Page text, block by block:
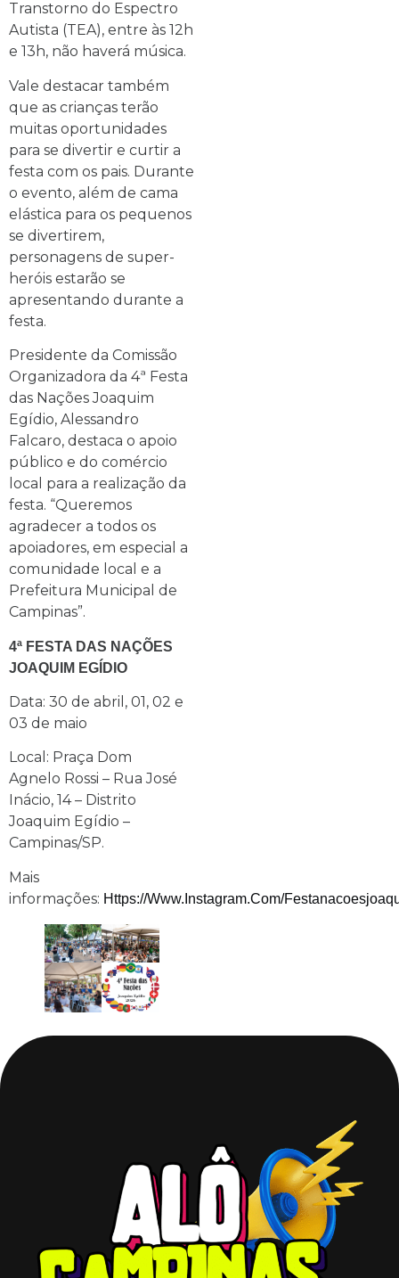
Transtorno do Espectro
Autista (TEA), entre às 12h
e 13h, não haverá música.
Vale destacar também
que as crianças terão
muitas oportunidades
para se divertir e curtir a
festa com os pais. Durante
o evento, além de cama
elástica para os pequenos
se divertirem,
personagens de super-
heróis estarão se
apresentando durante a
festa.
Presidente da Comissão
Organizadora da 4ª Festa
das Nações Joaquim
Egídio, Alessandro
Falcaro, destaca o apoio
público e do comércio
local para a realização da
festa. “Queremos
agradecer a todos os
apoiadores, em especial a
comunidade local e a
Prefeitura Municipal de
Campinas”.
4ª FESTA DAS NAÇÕES
JOAQUIM EGÍDIO
Data: 30 de abril, 01, 02 e
03 de maio
Local: Praça Dom
Agnelo Rossi – Rua José
Inácio, 14 – Distrito
Joaquim Egídio –
Campinas/SP.
Mais
informações: Https://www.instagram.com/